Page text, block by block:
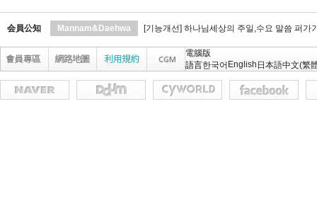
会員公知 Mannam&Daehwa [기능개선] 하나님세상의 주일,수요 말씀 퍼가
電腦版
語言한국어 English 日本語中文(繁